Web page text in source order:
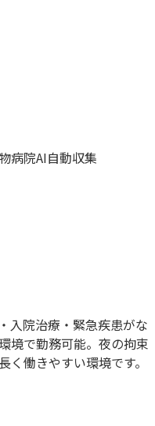
病院AI自動収集
入院治療・緊急疾患がな
境で勤務可能。夜の拘束
働きやすい環境です。